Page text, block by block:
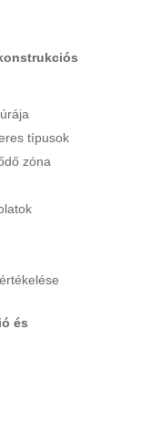
típusok
zóna
és